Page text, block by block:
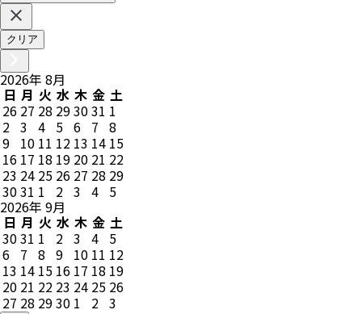
クリア
2026年 8月
日 月 火 水 木 金 土
26 27 28 293031 1
2 3 4 5 6 7 8
9 10 11 12 13 14 15
16 17 18 19 20 21 22
23 24 25 26 27 28 29
3031 1 2 3 4 5
2026年 9月
日 月 火 水 木 金 土
3031 1 2 3 4 5
6 7 8 9 10 11 12
13 14 15 16 17 18 19
20 21 22 23 24 25 26
27 28 2930 1 2 3